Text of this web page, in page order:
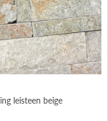
leisteen beige